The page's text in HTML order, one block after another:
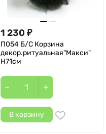
1 230 ₽
П054 Б/С Корзина
декор.ритуальная"Макси"
Н71см
- +
В корзину